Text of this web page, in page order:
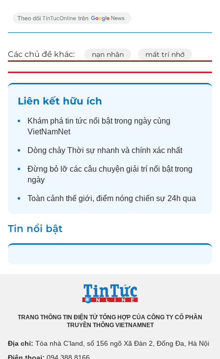
Các chủ đề khác: nạn nhân mất trí nhớ
Liên kết hữu ích
Khám phá tin tức nổi bật trong ngày cùng
VietNamNet
Dòng chảy Thời sự nhanh và chính xác nhất
Đừng bỏ lỡ các câu chuyện giải trí nổi bật trong
ngày
Toàn cảnh thế giới, điểm nóng chiến sự 24h qua
Tin nổi bật
TRANG THÔNG TIN ĐIỆN TỬ TỔNG HỢP CỦA CÔNG TY CỔ PHẦN
TRUYỀN THÔNG VIETNAMNET
Địa chỉ: Tòa nhà C’land, số 156 ngõ Xã Đàn 2, Đống Đa, Hà Nội